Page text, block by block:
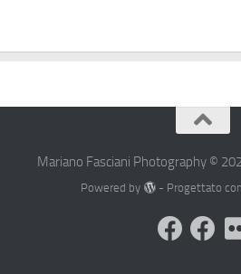
Mariano Fasciani Photography ©
Powered by - Progettato